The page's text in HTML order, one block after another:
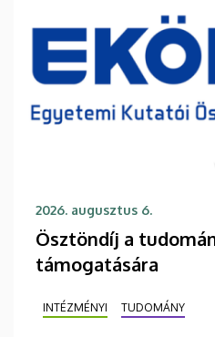
2026. augusztus 6.
Ösztöndíj a
támogatására
INTÉZMÉNYI TUDOMÁNY